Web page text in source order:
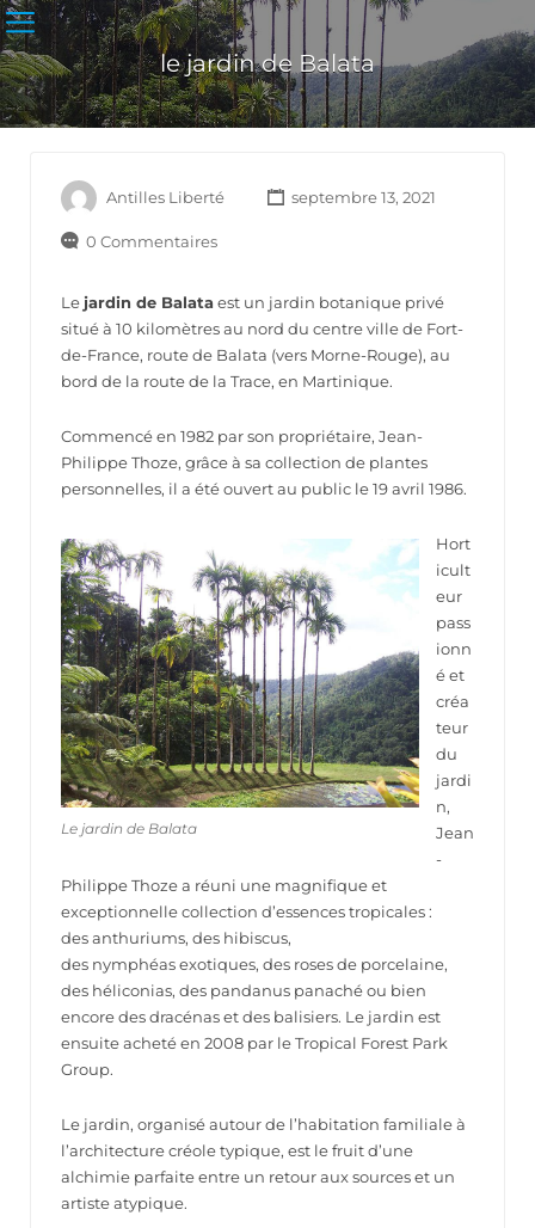
le jardin de Balata
Antilles Liberté septembre 13, 2021
0 Commentaires
Le jardin de Balataest un jardin botanique privé
situé à 10 kilomètres au nord du centre ville de Fort-
de-France, route de Balata (vers Morne-Rouge), au
bord de la route de la Trace, en Martinique.
Commencé en 1982 par son propriétaire, Jean-
Philippe Thoze, grâce à sa collection de plantes
personnelles, il a été ouvert au public le19 avril 1986.
Le jardin de Balata
Hort
icult
eur
pass
ionn
é et
créa
teur
du
jardi
n,
Jean
-
Philippe Thoze a réuni une magnifique et
exceptionnelle collection d’essences tropicales :
des anthuriums, des hibiscus,
des nymphéas exotiques, des roses de porcelaine,
des héliconias, des pandanus panaché ou bien
encore des dracénas et des balisiers. Le jardin est
ensuite acheté en 2008 par le Tropical Forest Park
Group.
Le jardin, organisé autour de l’habitation familiale à
l’architecture créole typique, est le fruit d’une
alchimie parfaite entre un retour aux sources et un
artiste atypique.